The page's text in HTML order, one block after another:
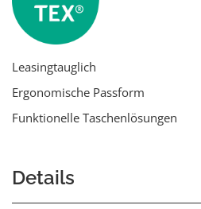
Leasingtauglich
Ergonomische Passform
Funktionelle Taschenlösungen
Details